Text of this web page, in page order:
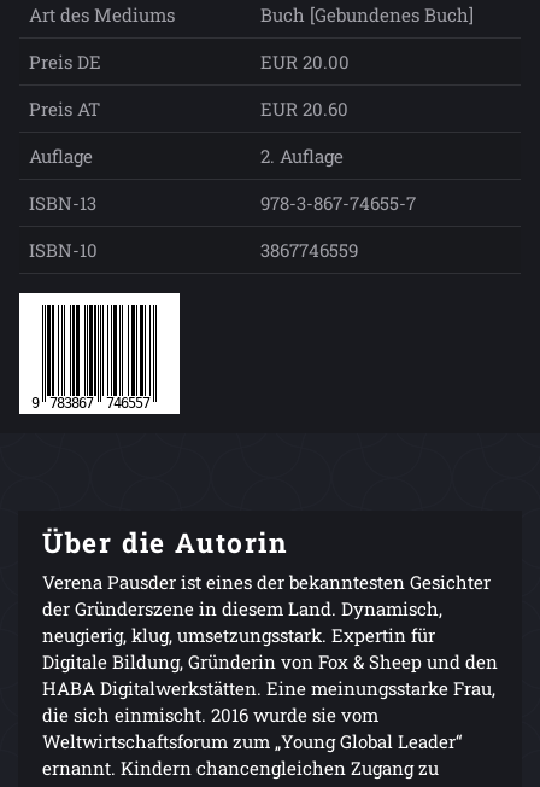
Art des Mediums
Buch [Gebundenes Buch]
Preis DE
EUR 20.00
Preis AT
EUR 20.60
Auflage
2. Auflage
ISBN-13
978-3-867-74655-7
ISBN-10
3867746559
Über die Autorin
Verena Pausder ist eines der bekanntesten Gesichter
der Gründerszene in diesem Land. Dynamisch,
neugierig, klug, umsetzungsstark. Expertin für
Digitale Bildung, Gründerin von Fox & Sheep und den
HABA Digitalwerkstätten. Eine meinungsstarke Frau,
die sich einmischt. 2016 wurde sie vom
Weltwirtschaftsforum zum „Young Global Leader“
ernannt. Kindern chancengleichen Zugang zu